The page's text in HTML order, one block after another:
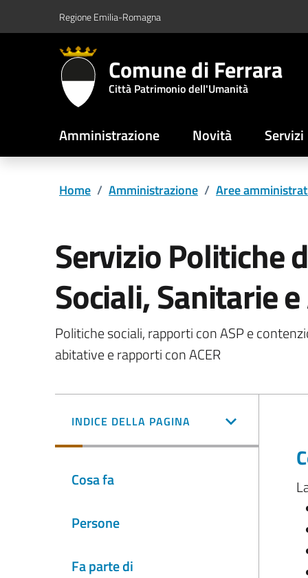
Vai al contenuto principale
Vai al footerRegione Emilia-Romagna
Comune di Ferrara
Città Patrimonio dell'Umanità
Amministrazione Novità Servizi
Home / Amministrazione / Aree
Servizio Politiche
Sociali, Sanitarie
Politiche sociali, rapporti con ASP e
abitative e rapporti con ACER
INDICE DELLA PAGINA
Cosa fa
Persone
Fa parte di